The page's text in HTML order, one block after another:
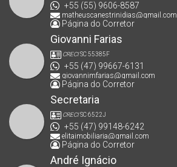
+55 (55) 9606-8587
matheuscanestrinidias@gmail.com
Página do Corretor
Giovanni Farias
CRECISC 55385F
+55 (47) 99667-6131
giovannimfarias@gmail.com
Página do Corretor
Secretaria
CRECISC 6522J
+55 (47) 99148-6242
elitaimobiliaria@gmail.com
Página do Corretor
André Ignácio